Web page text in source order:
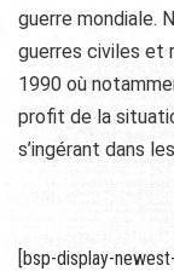
guerre mondiale.
guerres civiles et
1990 où
profit de la
s’ingérant dans
[bsp-display-